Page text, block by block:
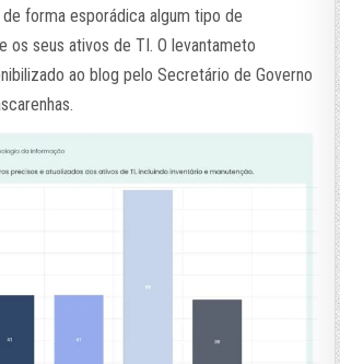
forma esporádica algum tipo de
os seus ativos de TI. O levantameto
ao blog pelo Secretário de Governo